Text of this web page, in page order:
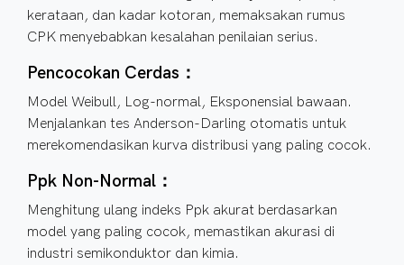
kerataan, dan kadar kotoran, memaksakan rumus
CPK menyebabkan kesalahan penilaian serius.
Pencocokan Cerdas：
Model Weibull, Log-normal, Eksponensial bawaan.
Menjalankan tes Anderson-Darling otomatis untuk
merekomendasikan kurva distribusi yang paling cocok.
Ppk Non-Normal：
Menghitung ulang indeks Ppk akurat berdasarkan
model yang paling cocok, memastikan akurasi di
industri semikonduktor dan kimia.